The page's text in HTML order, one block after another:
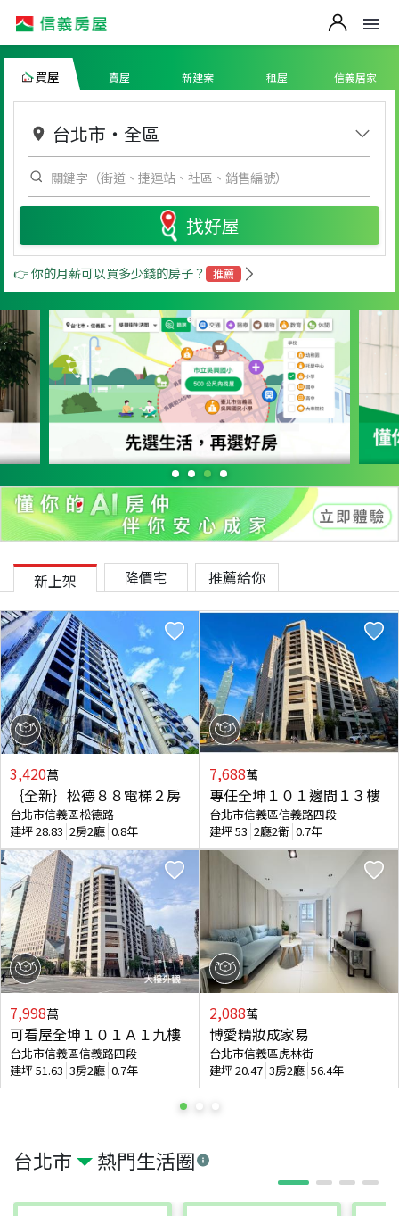
買屋 賣屋 新建案 租屋 信義居家
台北市 ・ 全區
找好屋
👉 你的月薪可以買多少錢的房子？ 推薦
台北市 熱門生活圈
新上架 降價宅 推薦給你
3,420萬
｛全新｝松德８８電梯２房
台北市信義區松德路
建坪28.83 2房2廳 0.8年
7,998萬
可看屋全坤１０１Ａ１九樓
台北市信義區信義路四段
建坪51.63 3房2廳 0.7年
7,688萬
專任全坤１０１邊間１３樓
台北市信義區信義路四段
建坪53 2廳2衛 0.7年
2,088萬
博愛精妝成家易
台北市信義區虎林街
建坪20.47 3房2廳 56.4年